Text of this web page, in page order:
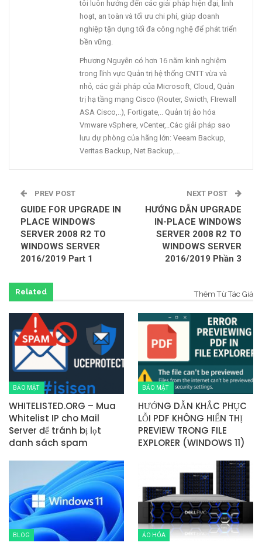
tôi luôn hướng đến các giải pháp hiện đại, linh
hoạt, an toàn và tối ưu chi phí, giúp doanh
nghiệp tận dụng tối đa công nghệ để phát triển
bền vững.
Phương Nguyễn có hơn 16 năm kinh nghiệm
trong lĩnh vực Quản trị hệ thống CNTT vừa và
nhỏ, các giải pháp của Microsoft, Cloud, Quản
trị hạ tầng mạng Cisco (Router, Swicth, FIrewall
ASA Cisco,..), Fortigate,.. Quản trị ảo hóa
Vmware vSphere, vCenter,..Các giải pháp sao
lưu dự phòng của hãng lớn: Veeam Backup,
Veritas Backup, Net Backup,…
PREV POST
GUIDE FOR UPGRADE IN
PLACE WINDOWS
SERVER 2008 R2 TO
WINDOWS SERVER
2016/2019 Part 1
NEXT POST
HƯỚNG DẪN UPGRADE
IN-PLACE WINDOWS
SERVER 2008 R2 TO
WINDOWS SERVER
2016/2019 Phần 3
Related Thêm Từ Tác Giả
BẢO MẬT
WHITELISTED.ORG – Mua
Whitelist IP cho Mail
Server để tránh bị lọt
danh sách spam
BẢO MẬT
HƯỚNG DẪN KHẮC PHỤC
LỖI PDF KHÔNG HIỂN THỊ
PREVIEW TRONG FILE
EXPLORER (WINDOWS 11)
BLOG ẢO HÓA